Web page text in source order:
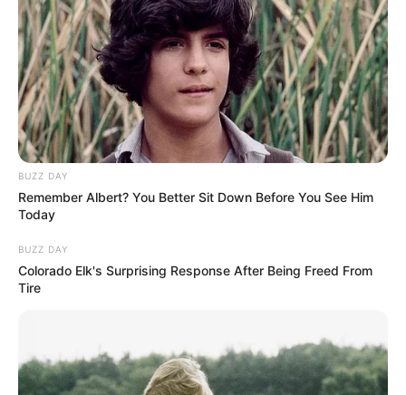
(foto: instagram/masaji_)
7. Meskipun berbakat dalam dunia akting, ternayata
pernah mengalami kesulitan dalam mendalami
karakter Yudi dalam film
BUZZ DAY
Remember Albert? You Better Sit Down Before You See Him
Today
BUZZ DAY
Colorado Elk's Surprising Response After Being Freed From
Tire